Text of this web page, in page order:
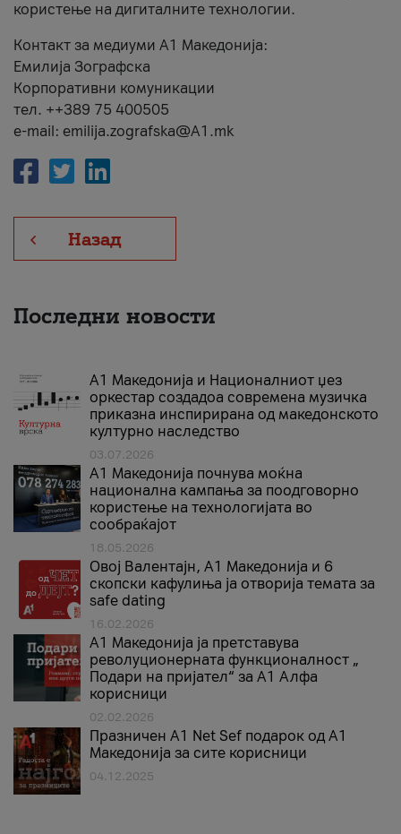
користење на дигиталните технологии.
Контакт за медиуми А1 Македонија:
Емилија Зографска
Корпоративни комуникации
тел. ++389 75 400505
e-mail: emilija.zografska@A1.mk
Назад
Последни новости
А1 Македонија и Националниот џез
оркестар создадоа современа музичка
приказна инспирирана од македонското
културно наследство
03.07.2026
A1 Македонија почнува моќна
национална кампања за поодговорно
користење на технологијата во
сообраќајот
18.05.2026
Овој Валентајн, A1 Македонија и 6
скопски кафулиња ја отворија темата за
safe dating
16.02.2026
А1 Македонија ја претставува
револуционерната функционалност „
Подари на пријател“ за А1 Алфа
корисници
02.02.2026
Празничен A1 Net Sеf подарок од А1
Македонија за сите корисници
04.12.2025